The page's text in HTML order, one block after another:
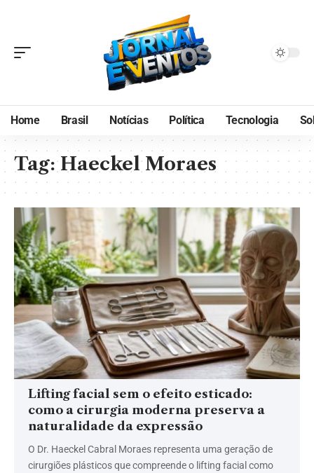
Home Brasil Notícias Política Tecnologia
Tag:Haeckel Moraes
Lifting facial sem o efeito esticado:
como a cirurgia moderna preserva a
naturalidade da expressão
O Dr. Haeckel Cabral Moraes representa uma geração de
cirurgiões plásticos que compreende o lifting facial como